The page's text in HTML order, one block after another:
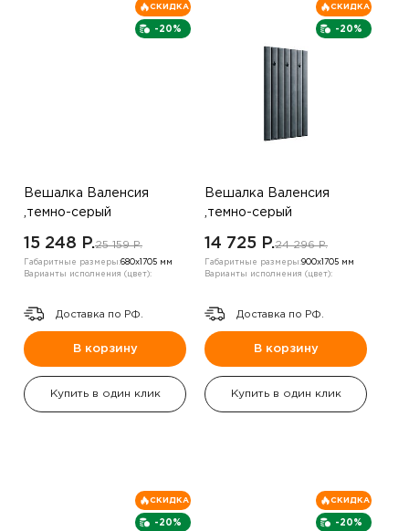
-20%
СКИДКА
Вешалка Валенсия
,темно-серый
15 248 P.25 159 P.
Габаритные размеры:680х1705 мм
Варианты исполнения (цвет):
Доставка по РФ.
В корзину
Купить в один клик
-20%
СКИДКА
Вешалка Валенсия
,темно-серый
14 725 P.24 296 P.
Габаритные размеры:900х1705 мм
Варианты исполнения (цвет):
Доставка по РФ.
В корзину
Купить в один клик
-20%
СКИДКА
-20%
СКИДКА